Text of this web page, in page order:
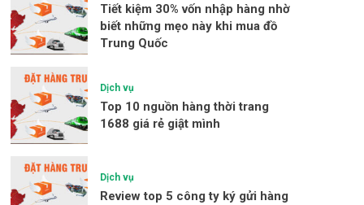
Tiết kiệm 30% vốn nhập hàng nhờ
biết những mẹo này khi mua đồ
Trung Quốc
Dịch vụ
Top 10 nguồn hàng thời trang
1688 giá rẻ giật mình
Dịch vụ
Review top 5 công ty ký gửi hàng